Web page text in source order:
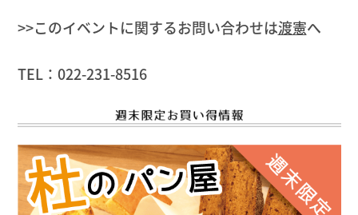
>>このイベントに関するお問い合わせは渡憲へ
TEL：022-231-8516